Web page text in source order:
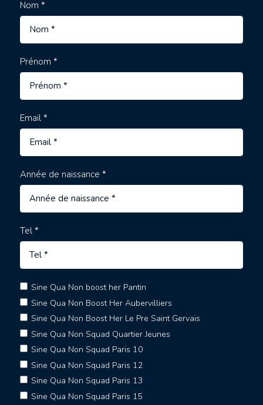
Nom *
Prénom *
Email *
Année de naissance *
Tel *
Sine Qua Non boost her Pantin
Sine Qua Non Boost Her Aubervilliers
Sine Qua Non Boost Her Le Pre Saint Gervais
Sine Qua Non Squad Quartier Jeunes
Sine Qua Non Squad Paris 10
Sine Qua Non Squad Paris 12
Sine Qua Non Squad Paris 13
Sine Qua Non Squad Paris 15